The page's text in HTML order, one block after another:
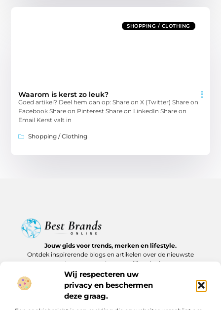
Wij respecteren uw
privacy en beschermen
deze graag.
SHOPPING / CLOTHING
Waarom is kerst zo leuk?
Goed artikel? Deel hem dan op: Share on X (Twitter) Share on
Facebook Share on Pinterest Share on LinkedIn Share on
Email Kerst valt in
Shopping / Clothing
Jouw gids voor trends, merken en lifestyle.
Ontdek inspirerende blogs en artikelen over de nieuwste
producten, must-haves en lifestyle tips.
Bericht categorie